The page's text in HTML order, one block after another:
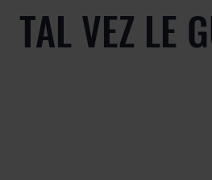
TAL VEZ LE